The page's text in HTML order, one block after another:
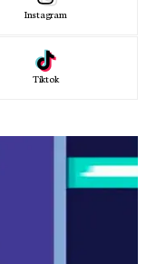
Instagram
Tiktok